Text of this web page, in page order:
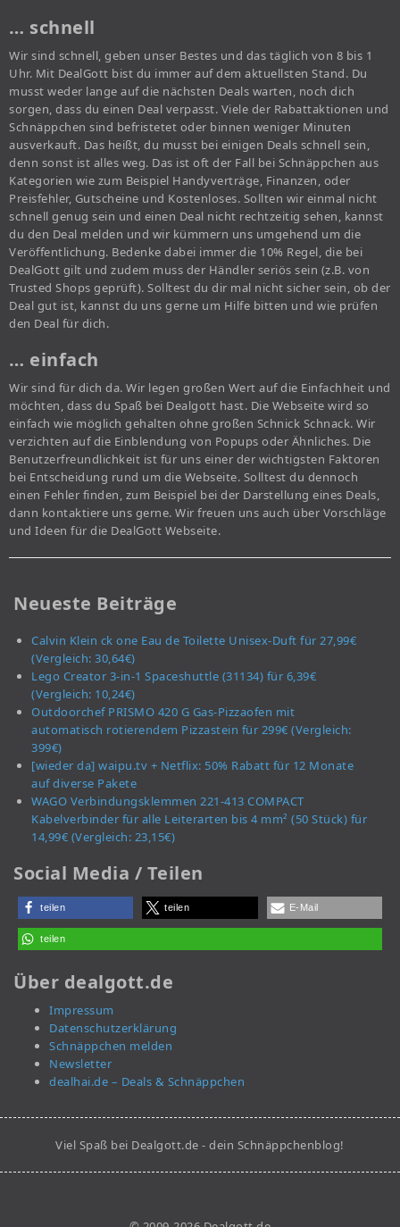
… schnell
Wir sind schnell, geben unser Bestes und das täglich von 8 bis 1
Uhr. Mit DealGott bist du immer auf dem aktuellsten Stand. Du
musst weder lange auf die nächsten Deals warten, noch dich
sorgen, dass du einen Deal verpasst. Viele der Rabattaktionen und
Schnäppchen sind befristetet oder binnen weniger Minuten
ausverkauft. Das heißt, du musst bei einigen Deals schnell sein,
denn sonst ist alles weg. Das ist oft der Fall bei Schnäppchen aus
Kategorien wie zum Beispiel Handyverträge, Finanzen, oder
Preisfehler, Gutscheine und Kostenloses. Sollten wir einmal nicht
schnell genug sein und einen Deal nicht rechtzeitig sehen, kannst
du den Deal melden und wir kümmern uns umgehend um die
Veröffentlichung. Bedenke dabei immer die 10% Regel, die bei
DealGott gilt und zudem muss der Händler seriös sein (z.B. von
Trusted Shops geprüft). Solltest du dir mal nicht sicher sein, ob der
Deal gut ist, kannst du uns gerne um Hilfe bitten und wie prüfen
den Deal für dich.
… einfach
Wir sind für dich da. Wir legen großen Wert auf die Einfachheit und
möchten, dass du Spaß bei Dealgott hast. Die Webseite wird so
einfach wie möglich gehalten ohne großen Schnick Schnack. Wir
verzichten auf die Einblendung von Popups oder Ähnliches. Die
Benutzerfreundlichkeit ist für uns einer der wichtigsten Faktoren
bei Entscheidung rund um die Webseite. Solltest du dennoch
einen Fehler finden, zum Beispiel bei der Darstellung eines Deals,
dann kontaktiere uns gerne. Wir freuen uns auch über Vorschläge
und Ideen für die DealGott Webseite.
Neueste Beiträge
Calvin Klein ck one Eau de Toilette Unisex-Duft für 27,99€
(Vergleich: 30,64€)
Lego Creator 3-in-1 Spaceshuttle (31134) für 6,39€
(Vergleich: 10,24€)
Outdoorchef PRISMO 420 G Gas-Pizzaofen mit
automatisch rotierendem Pizzastein für 299€ (Vergleich:
399€)
[wieder da] waipu.tv + Netflix: 50% Rabatt für 12 Monate
auf diverse Pakete
WAGO Verbindungsklemmen 221-413 COMPACT
Kabelverbinder für alle Leiterarten bis 4 mm² (50 Stück) für
14,99€ (Vergleich: 23,15€)
Social Media / Teilen
teilen teilen E-Mail
teilen
Über dealgott.de
Impressum
Datenschutzerklärung
Schnäppchen melden
Newsletter
dealhai.de – Deals & Schnäppchen
Viel Spaß bei Dealgott.de - dein Schnäppchenblog!